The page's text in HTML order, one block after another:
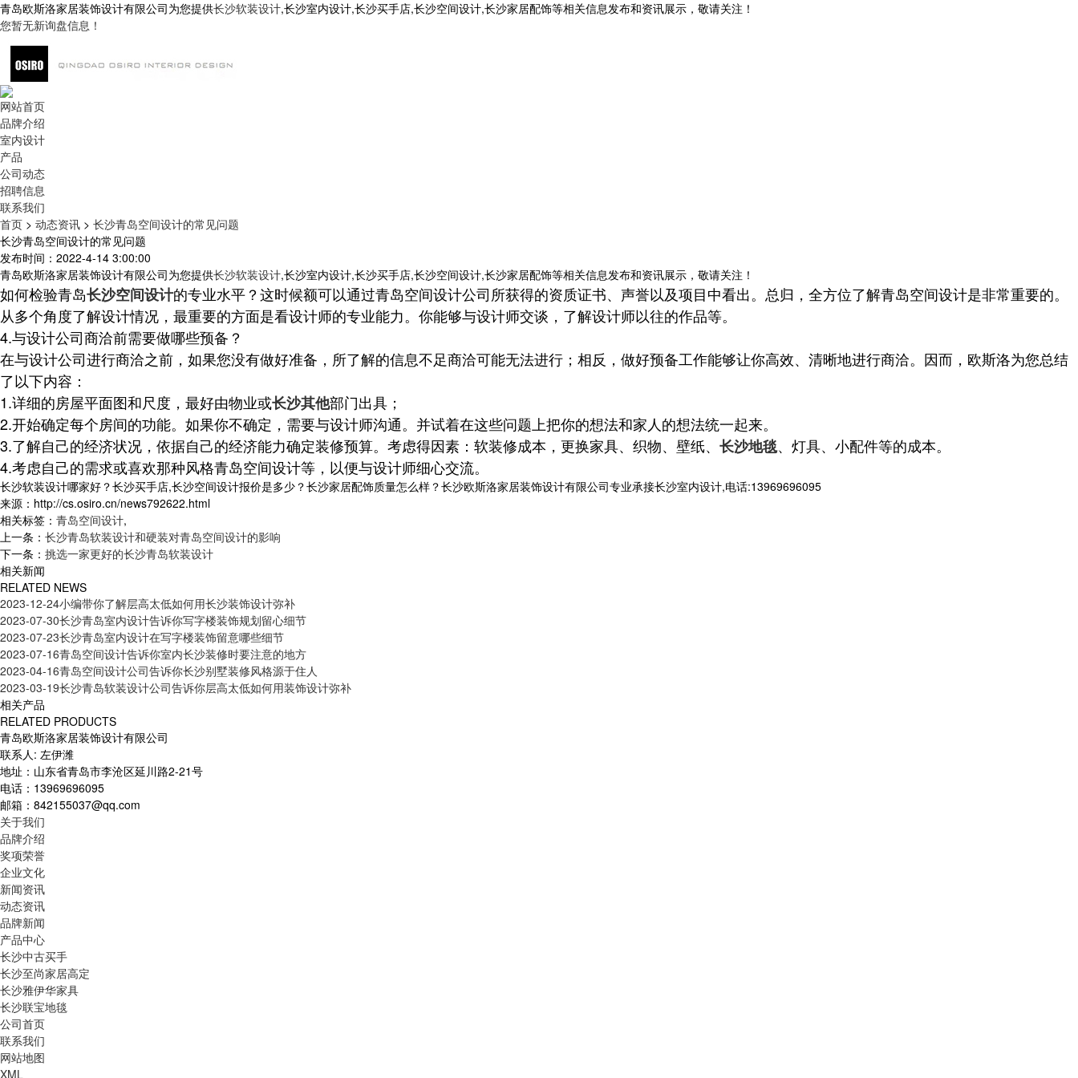
青岛欧斯洛家居装饰设计有限公司为您提供长沙软装设计,长沙室内设计,长沙买手店,长沙空间设计,长沙家居配饰等相关信息发布和资讯展示，敬请关注！
您暂无新询盘信息！
网站首页
品牌介绍
室内设计
产品
公司动态
招聘信息
联系我们
首页 > 动态资讯 > 长沙青岛空间设计的常见问题
长沙青岛空间设计的常见问题
发布时间：2022-4-14 3:00:00
青岛欧斯洛家居装饰设计有限公司为您提供长沙软装设计,长沙室内设计,长沙买手店,长沙空间设计,长沙家居配饰等相关信息发布和资讯展示，敬请关注！
如何检验青岛长沙空间设计的专业水平？这时候额可以通过青岛空间设计公司所获得的资质证书、声誉以及项目中看出。总归，全方位了解青岛空间设计是非常重要的。
从多个角度了解设计情况，最重要的方面是看设计师的专业能力。你能够与设计师交谈，了解设计师以往的作品等。
4.与设计公司商洽前需要做哪些预备？
在与设计公司进行商洽之前，如果您没有做好准备，所了解的信息不足商洽可能无法进行；相反，做好预备工作能够让你高效、清晰地进行商洽。因而，欧斯洛为您总结
了以下内容：
1.详细的房屋平面图和尺度，最好由物业或长沙其他部门出具；
2.开始确定每个房间的功能。如果你不确定，需要与设计师沟通。并试着在这些问题上把你的想法和家人的想法统一起来。
3.了解自己的经济状况，依据自己的经济能力确定装修预算。考虑得因素：软装修成本，更换家具、织物、壁纸、 长沙地毯、灯具、小配件等的成本。
4.考虑自己的需求或喜欢那种风格青岛空间设计等，以便与设计师细心交流。
长沙软装设计哪家好？长沙买手店,长沙空间设计报价是多少？长沙家居配饰质量怎么样？长沙欧斯洛家居装饰设计有限公司专业承接长沙室内设计,电话:13969696095
来源：http://cs.osiro.cn/news792622.html
相关标签： 青岛空间设计,
上一条： 长沙青岛软装设计和硬装对青岛空间设计的影响
下一条： 挑选一家更好的长沙青岛软装设计
相关新闻
RELATED NEWS
2023-12-24小编带你了解层高太低如何用长沙装饰设计弥补
2023-07-30长沙青岛室内设计告诉你写字楼装饰规划留心细节
2023-07-23长沙青岛室内设计在写字楼装饰留意哪些细节
2023-07-16青岛空间设计告诉你室内长沙装修时要注意的地方
2023-04-16青岛空间设计公司告诉你长沙别墅装修风格源于住人
2023-03-19长沙青岛软装设计公司告诉你层高太低如何用装饰设计弥补
相关产品
RELATED PRODUCTS
青岛欧斯洛家居装饰设计有限公司
联系人: 左伊潍
地址：山东省青岛市李沧区延川路2-21号
电话：13969696095
邮箱：842155037@qq.com
关于我们
品牌介绍
奖项荣誉
企业文化
新闻资讯
动态资讯
品牌新闻
产品中心
长沙中古买手
长沙至尚家居高定
长沙雅伊华家具
长沙联宝地毯
公司首页
联系我们
网站地图
XML